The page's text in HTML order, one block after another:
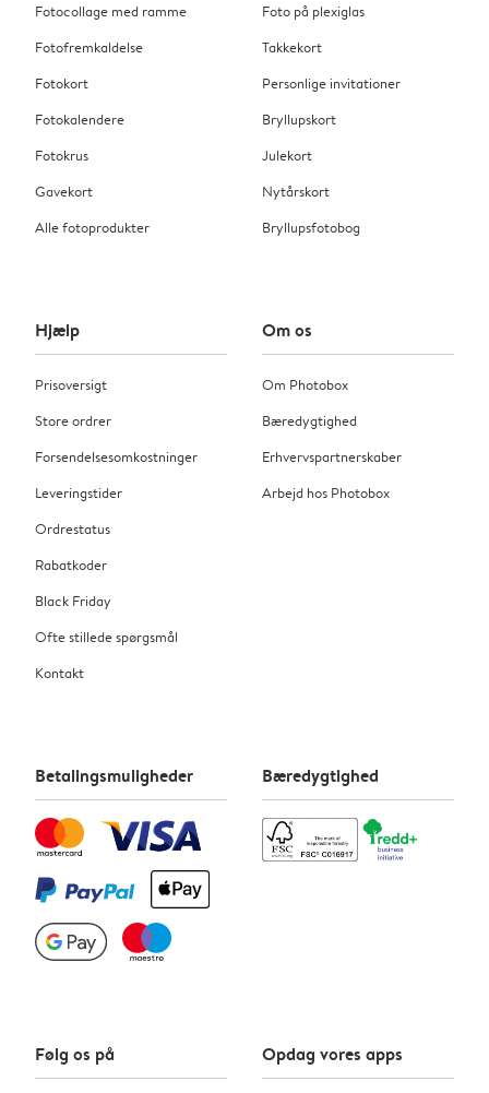
Fotocollage med ramme
Fotofremkaldelse
Fotokort
Fotokalendere
Fotokrus
Gavekort
Alle fotoprodukter
Foto på plexiglas
Takkekort
Personlige invitationer
Bryllupskort
Julekort
Nytårskort
Bryllupsfotobog
Hjælp
Prisoversigt
Store ordrer
Forsendelsesomkostninger
Leveringstider
Ordrestatus
Rabatkoder
Black Friday
Ofte stillede spørgsmål
Kontakt
Om os
Om Photobox
Bæredygtighed
Erhvervspartnerskaber
Arbejd hos Photobox
Betalingsmuligheder Bæredygtighed
Følg os på Opdag vores apps